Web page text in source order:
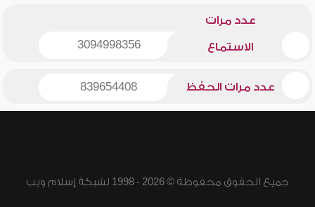
عدد مرات
الاستماع 3094998356
عدد مرات الحفظ 839654408
جميع الحقوق محفوظة © 2026 - 1998 لشبكة إسلام ويب